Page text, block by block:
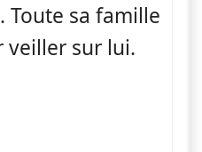
Toute sa famille
veiller sur lui.